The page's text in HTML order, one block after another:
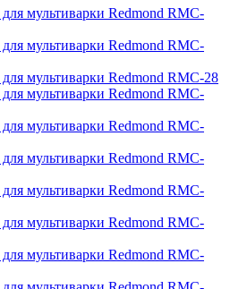
для мультиварки Redmond RMC-
для мультиварки Redmond RMC-
для мультиварки Redmond RMC-28
для мультиварки Redmond RMC-
для мультиварки Redmond RMC-
для мультиварки Redmond RMC-
для мультиварки Redmond RMC-
для мультиварки Redmond RMC-
для мультиварки Redmond RMC-